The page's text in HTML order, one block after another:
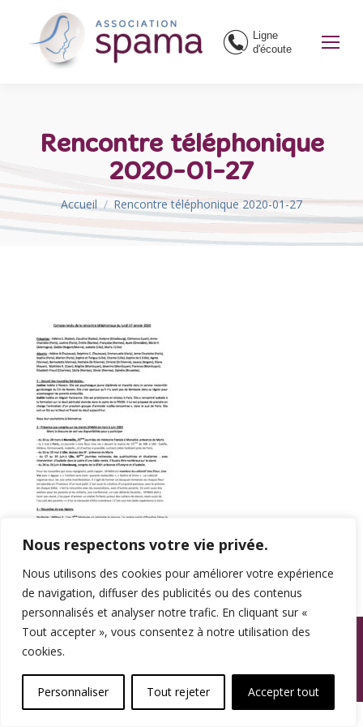
Nous respectons votre vie privée.
Nous utilisons des cookies pour améliorer votre expérience
de navigation, diffuser des publicités ou des contenus
personnalisés et analyser notre trafic. En cliquant sur «
Tout accepter », vous consentez à notre utilisation des
cookies.
Personnaliser Tout rejeter Accepter tout
Ligne
d'écoute
Rencontre téléphonique
2020-01-27
Vous êtes ici :
Accueil Rencontre téléphonique 2020-01-27
© SPAMA 2014 - 2026. Tous droits réservés.
Une réalisation